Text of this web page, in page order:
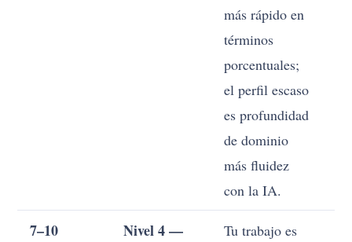
más rápido en
términos
porcentuales;
el perfil escaso
es profundidad
de dominio
más fluidez
con la IA.
7–10
Nivel 4 —
Tu trabajo es